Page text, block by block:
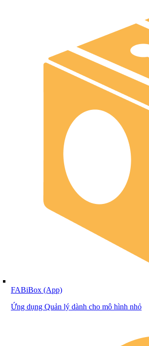
FABiBox (App)
Ứng dụng Quản lý dành cho mô hình nhỏ